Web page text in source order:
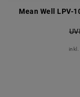
Mean Well LPV-
inkl.